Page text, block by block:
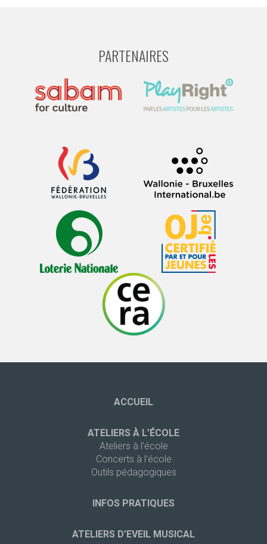
PARTENAIRES
ACCUEIL
ATELIERS À L’ÉCOLE
Ateliers à l’école
Concerts à l’école
Outils pédagogiques
INFOS PRATIQUES
ATELIERS D’EVEIL MUSICAL